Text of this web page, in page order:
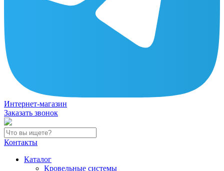
Интернет-магазин
Заказать звонок
Контакты
Каталог
Кровельные системы